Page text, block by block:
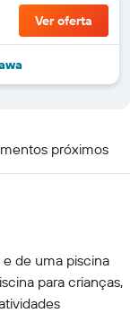
Ver oferta
próximos
de uma piscina
para crianças,